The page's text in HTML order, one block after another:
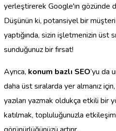
yerleştirerek Google'ın gözünde
Düşünün ki, potansiyel bir
yaptığında, sizin işletmenizin üst
sunduğunuz bir fırsat!
Ayrıca, konum bazlı SEO’yu da
daha üst sıralarda yer almanız
yazıları yazmak oldukça etkili bir
katılmak, topluluğunuzla